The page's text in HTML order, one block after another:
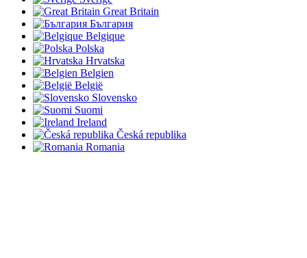
Great Britain
България
Belgique
Polska
Hrvatska
Belgien
België
Slovensko
Suomi
Ireland
Česká republika
Romania